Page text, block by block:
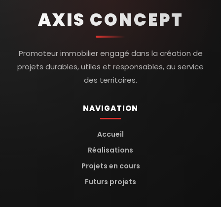
AXIS CONCEPT
Promoteur immobilier engagé dans la création de
projets durables, utiles et responsables, au service
des territoires.
NAVIGATION
Accueil
Réalisations
Projets en cours
Futurs projets